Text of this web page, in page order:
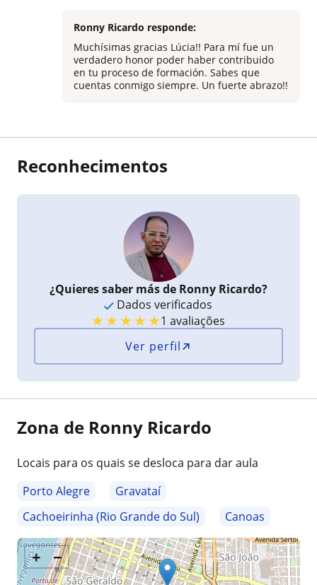
Ronny Ricardo responde:
Muchísimas gracias Lúcia!! Para mí fue un
verdadero honor poder haber contribuido
en tu proceso de formación. Sabes que
cuentas conmigo siempre. Un fuerte abrazo!!
Reconhecimentos
¿Quieres saber más de Ronny Ricardo?
Dados verificados
★★★★★1 avaliações
Ver perfil
Zona de Ronny Ricardo
Locais para os quais se desloca para dar aula
Porto Alegre
Gravataí
Cachoeirinha (Rio Grande do Sul)
Canoas
+ −